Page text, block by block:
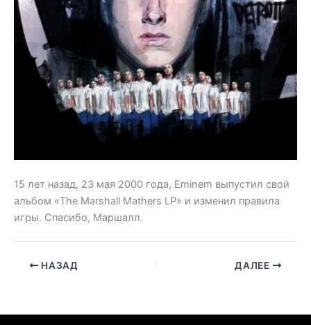
15 лет назад, 23 мая 2000 года, Eminem выпустил свой
альбом «The Marshall Mathers LP» и изменил правила
игры. Спасибо, Маршалл.
НАЗАД ДАЛЕЕ